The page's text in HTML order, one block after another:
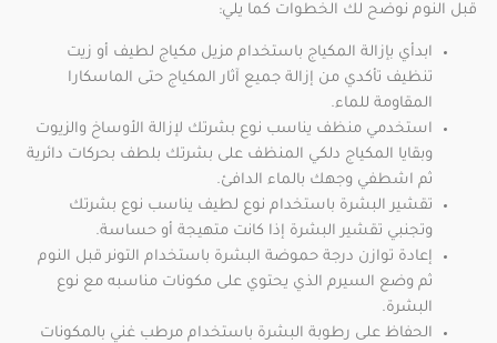
قبل النوم نوضح لك الخطوات كما يلي:
ابدأي بإزالة المكياج باستخدام مزيل مكياج لطيف أو زيت
تنظيف تأكدي من إزالة جميع آثار المكياج حتى الماسكارا
المقاومة للماء.
استخدمي منظف يناسب نوع بشرتك لإزالة الأوساخ والزيوت
وبقايا المكياج دلكي المنظف على بشرتك بلطف بحركات دائرية
ثم اشطفي وجهك بالماء الدافئ.
تقشير البشرة باستخدام نوع لطيف يناسب نوع بشرتك
وتجنبي تقشير البشرة إذا كانت متهيجة أو حساسة.
إعادة توازن درجة حموضة البشرة باستخدام التونر قبل النوم
ثم وضع السيرم الذي يحتوي على مكونات مناسبه مع نوع
البشرة.
الحفاظ على رطوبة البشرة باستخدام مرطب غني بالمكونات